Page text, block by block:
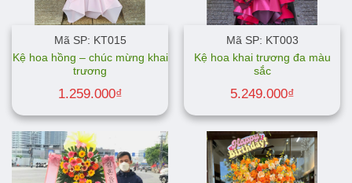
Mã SP: KT015
Kệ hoa hồng – chúc mừng khai
trương
1.259.000₫
Mã SP: KT003
Kệ hoa khai trương đa màu
sắc
5.249.000₫